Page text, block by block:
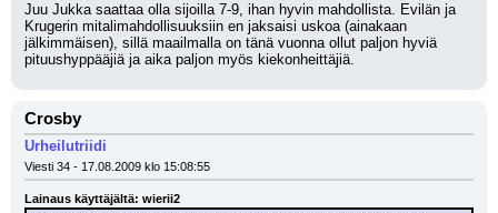
Juu Jukka saattaa olla sijoilla 7-9, ihan hyvin mahdollista. Evilän ja
Krugerin mitalimahdollisuuksiin en jaksaisi uskoa (ainakaan
jälkimmäisen), sillä maailmalla on tänä vuonna ollut paljon hyviä
pituushyppääjiä ja aika paljon myös kiekonheittäjiä.
Crosby
Urheilutriidi
Viesti 34 - 17.08.2009 klo 15:08:55
Lainaus käyttäjältä: wierii2